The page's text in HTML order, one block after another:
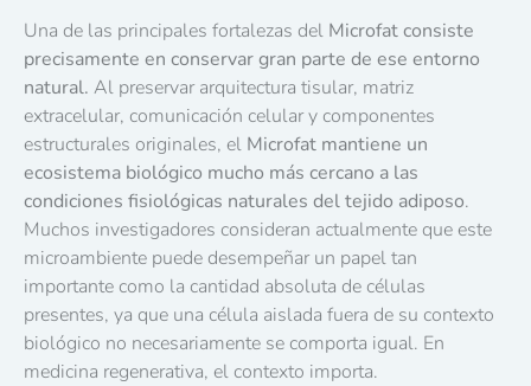
Una de las principales fortalezas del Microfat consiste
precisamente en conservar gran parte de ese entorno
natural. Al preservar arquitectura tisular, matriz
extracelular, comunicación celular y componentes
estructurales originales, el Microfat mantiene un
ecosistema biológico mucho más cercano a las
condiciones fisiológicas naturales del tejido adiposo.
Muchos investigadores consideran actualmente que este
microambiente puede desempeñar un papel tan
importante como la cantidad absoluta de células
presentes, ya que una célula aislada fuera de su contexto
biológico no necesariamente se comporta igual. En
medicina regenerativa, el contexto importa.